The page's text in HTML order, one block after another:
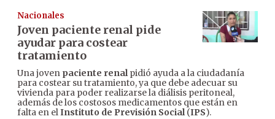
Nacionales
Joven paciente renal pide
ayudar para costear
tratamiento
Una joven paciente renalpidió ayuda a la ciudadanía
para costear su tratamiento, ya que debe adecuar su
vivienda para poder realizarse la diálisis peritoneal,
además de los costosos medicamentos que están en
falta en elInstituto de Previsión Social(IPS).